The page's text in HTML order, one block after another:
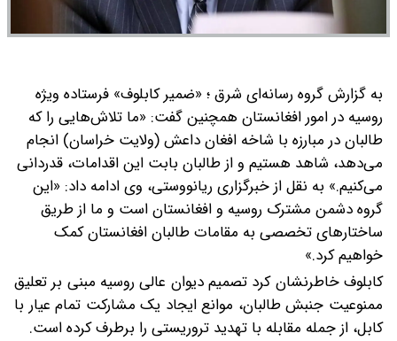
به گزارش گروه رسانه‌ای شرق ؛ «ضمیر کابلوف» فرستاده ویژه
روسیه در امور افغانستان همچنین گفت: «ما تلاش‌هایی را که
طالبان در مبارزه با شاخه افغان داعش (ولایت خراسان) انجام
می‌دهد، شاهد هستیم و از طالبان بابت این اقدامات، قدردانی
می‌کنیم.» به نقل از خبرگزاری ریانووستی، وی ادامه داد: «این
گروه دشمن مشترک روسیه و افغانستان است و ما از طریق
ساختارهای تخصصی به مقامات طالبان افغانستان کمک
خواهیم کرد.»
کابلوف خاطرنشان کرد تصمیم دیوان عالی روسیه مبنی بر تعلیق
ممنوعیت جنبش طالبان، موانع ایجاد یک مشارکت تمام عیار با
کابل، از جمله مقابله با تهدید تروریستی را برطرف کرده است.